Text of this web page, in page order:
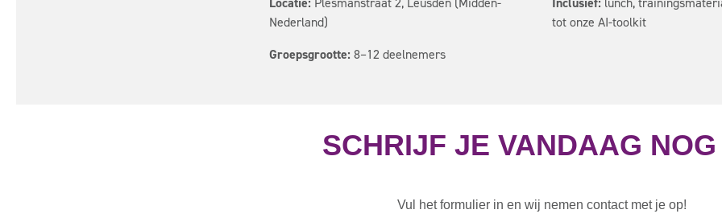
Nederland)
Groepsgrootte: 8–12 deelnemers
tot onze AI-toolkit